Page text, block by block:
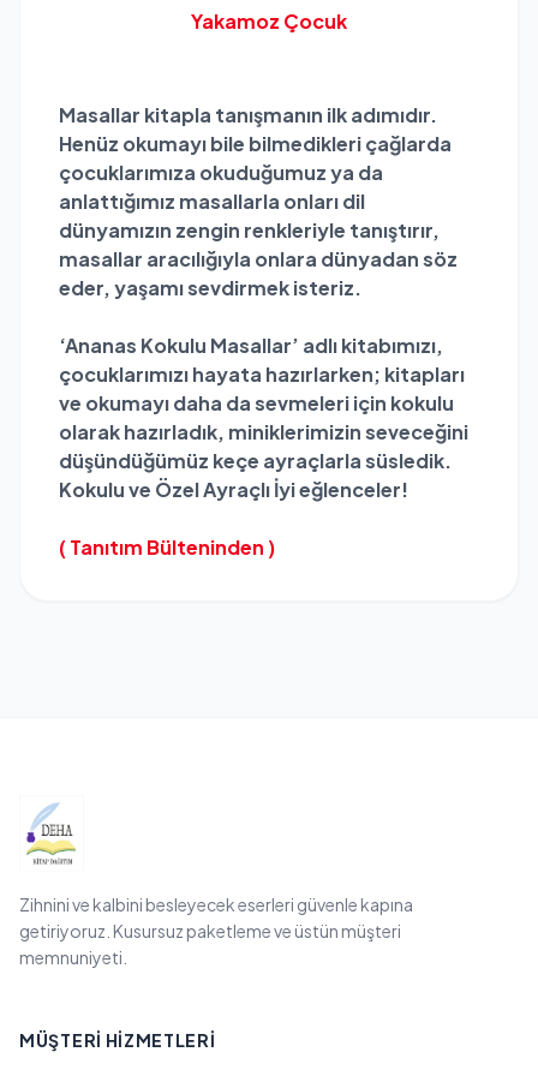
Yakamoz Çocuk
Masallar kitapla tanışmanın ilk adımıdır.
Henüz okumayı bile bilmedikleri çağlarda
çocuklarımıza okuduğumuz ya da
anlattığımız masallarla onları dil
dünyamızın zengin renkleriyle tanıştırır,
masallar aracılığıyla onlara dünyadan söz
eder, yaşamı sevdirmek isteriz.
‘Ananas Kokulu Masallar’ adlı kitabımızı,
çocuklarımızı hayata hazırlarken; kitapları
ve okumayı daha da sevmeleri için kokulu
olarak hazırladık, miniklerimizin seveceğini
düşündüğümüz keçe ayraçlarla süsledik.
Kokulu ve Özel Ayraçlı İyi eğlenceler!
( Tanıtım Bülteninden )
Zihnini ve kalbini besleyecek eserleri güvenle kapına
getiriyoruz. Kusursuz paketleme ve üstün müşteri
memnuniyeti.
MÜŞTERI HIZMETLERI